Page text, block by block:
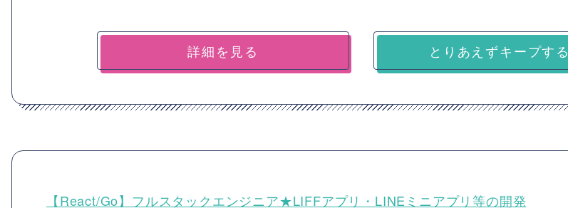
詳細を見る とりあえずキープする
【React/Go】フルスタックエンジニア★LIFFアプリ・LINEミニアプリ等の開発